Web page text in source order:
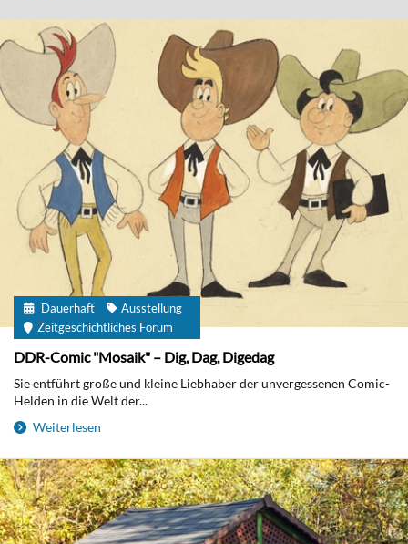
Dauerhaft
Ausstellung
Zeitgeschichtliches Forum
DDR-Comic "Mosaik" – Dig, Dag, Digedag
Sie entführt große und kleine Liebhaber der unvergessenen Comic-
Helden in die Welt der...
Weiterlesen